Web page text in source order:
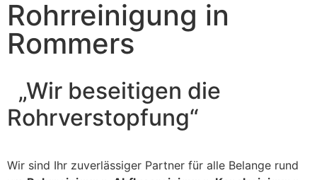
Rohrreinigung in
Rommers
„Wir beseitigen die
Rohrverstopfung“
Wir sind Ihr zuverlässiger Partner für alle Belange rund